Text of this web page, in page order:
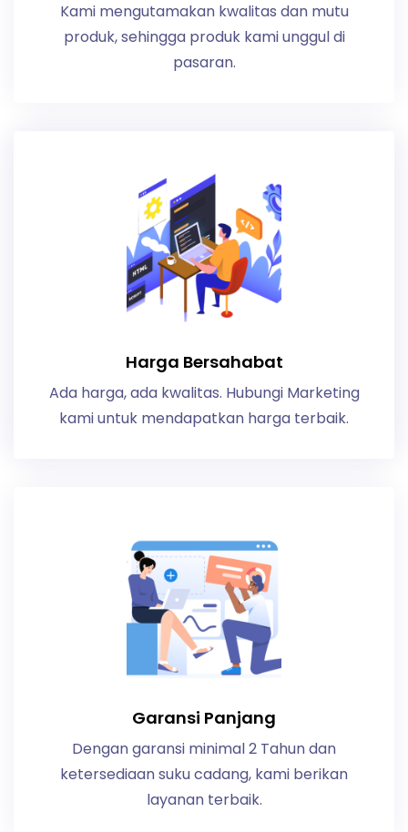
Kami mengutamakan kwalitas dan mutu
produk, sehingga produk kami unggul di
pasaran.
Harga Bersahabat
Ada harga, ada kwalitas. Hubungi Marketing
kami untuk mendapatkan harga terbaik.
Garansi Panjang
Dengan garansi minimal 2 Tahun dan
ketersediaan suku cadang, kami berikan
layanan terbaik.